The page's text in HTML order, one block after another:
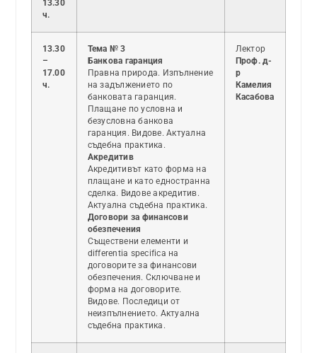
13.30
ч.
13.30
–
17.00
ч.
Тема № 3
Банкова гаранция
Правна природа. Изпълнение
на задължението по
банковата гаранция.
Плащане по условна и
безусловна банкова
гаранция. Видове. Актуална
съдебна практика.
Акредитив
Акредитивът като форма на
плащане и като едностранна
сделка. Видове акредитив.
Актуална съдебна практика.
Договори за финансови
обезпечения
Съществени елементи и
differentia specifica на
договорите за финансови
обезпечения. Сключване и
форма на договорите.
Видове. Последици от
неизпълнението. Актуална
съдебна практика.
Лектор
Проф. д-
р
Камелия
Касабова